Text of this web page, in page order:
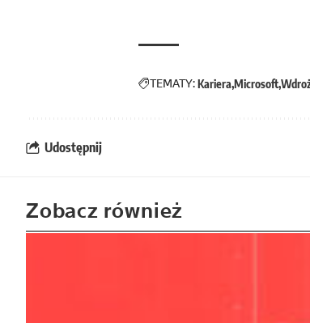
TEMATY:Kariera Microsoft
Udostępnij
Zobacz również